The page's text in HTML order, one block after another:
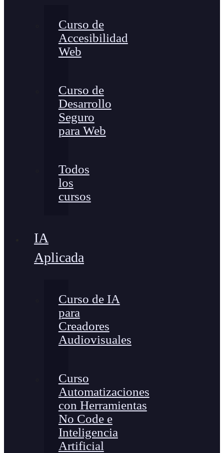
Curso de
Accesibilidad
Web
Curso de
Desarrollo
Seguro
para Web
Todos
los
cursos
IA
Aplicada
Curso de IA
para
Creadores
Audiovisuales
Curso
Automatizaciones
con Herramientas
No Code e
Inteligencia
Artificial